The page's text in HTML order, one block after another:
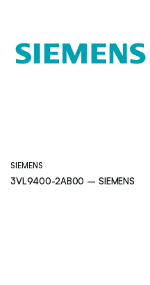
SIEMENS
3VL9400-2AB00 – SIEMENS